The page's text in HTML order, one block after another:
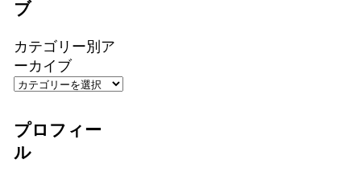
ブ
カテゴリー別ア
ーカイブ
プロフィー
ル